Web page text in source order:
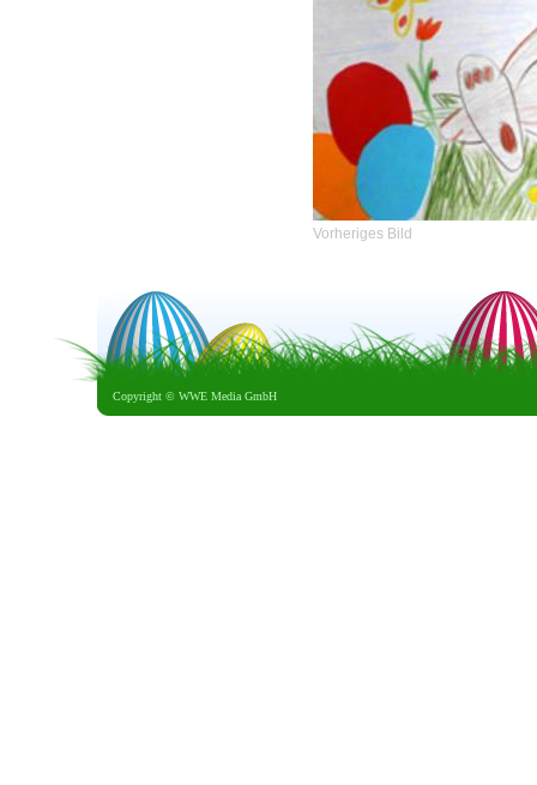
Vorheriges Bild
Copyright © WWE Media GmbH